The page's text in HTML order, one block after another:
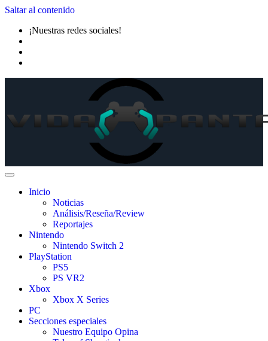
Saltar al contenido
¡Nuestras redes sociales!
Inicio
Noticias
Análisis/Reseña/Review
Reportajes
Nintendo
Nintendo Switch 2
PlayStation
PS5
PS VR2
Xbox
Xbox X Series
PC
Secciones especiales
Nuestro Equipo Opina